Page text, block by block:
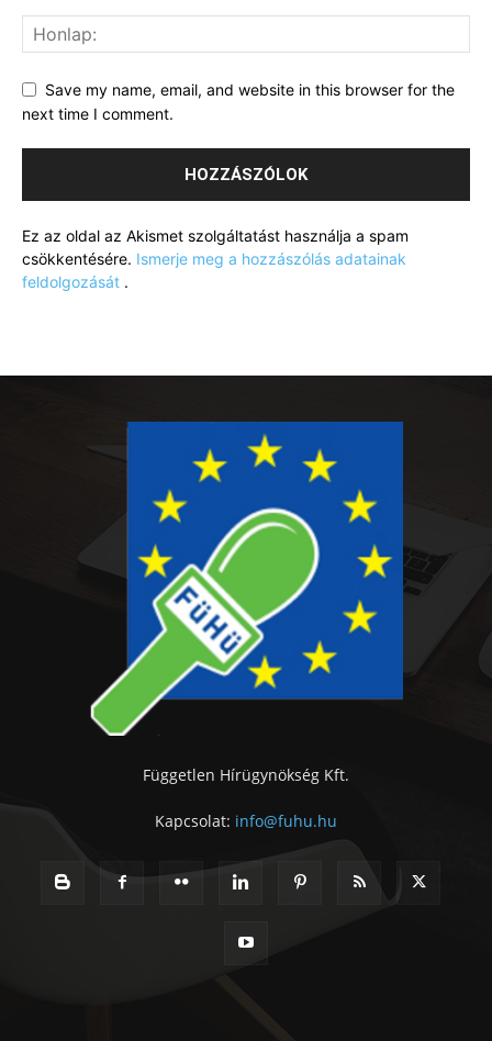
Save my name, email, and website in this browser for the
next time I comment.
Ez az oldal az Akismet szolgáltatást használja a spam
csökkentésére. Ismerje meg a hozzászólás adatainak
feldolgozását .
Független Hírügynökség Kft.
Kapcsolat: info@fuhu.hu